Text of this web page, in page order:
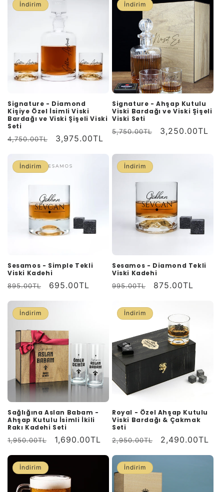
İndirim
Signature - Diamond
Kişiye Özel İsimli Viski
Bardağı ve Viski Şişeli Viski
Seti
Normal
4,750.00TL
İndirimli
3,975.00TL
İndirim
Signature - Ahşap Kutulu
Viski Bardağı ve Viski Şişeli
Viski Seti
Normal
5,750.00TL
İndirimli
3,250.00TL
İndirim
Sesamos - Simple Tekli
Viski Kadehi
Normal
895.00TL
İndirimli
695.00TL
İndirim
Sesamos - Diamond Tekli
Viski Kadehi
Normal
995.00TL
İndirimli
875.00TL
İndirim
Sağlığına Aslan Babam -
Ahşap Kutulu İsimli İkili
Rakı Kadehi Seti
Normal
1,950.00TL
İndirimli
1,690.00TL
İndirim
Royal - Özel Ahşap Kutulu
Viski Bardağı & Çakmak
Seti
Normal
2,950.00TL
İndirimli
2,490.00TL
İndirim İndirim